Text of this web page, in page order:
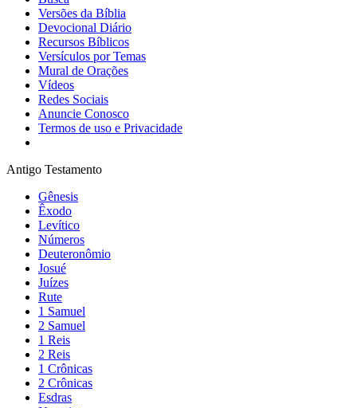
Versões da Bíblia
Devocional Diário
Recursos Bíblicos
Versículos por Temas
Mural de Orações
Vídeos
Redes Sociais
Anuncie Conosco
Termos de uso e Privacidade
Antigo Testamento
Gênesis
Êxodo
Levítico
Números
Deuteronômio
Josué
Juízes
Rute
1 Samuel
2 Samuel
1 Reis
2 Reis
1 Crônicas
2 Crônicas
Esdras